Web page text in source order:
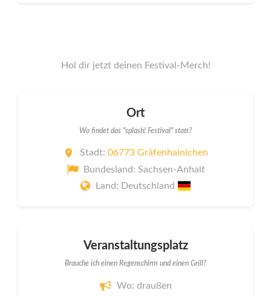
Hol dir jetzt deinen Festival-Merch!
Ort
Wo findet das "splash! Festival" statt?
Stadt: 06773 Gräfenhainichen
Bundesland: Sachsen-Anhalt
Land: Deutschland
Veranstaltungsplatz
Brauche ich einen Regenschirm und einen Grill?
Wo: draußen